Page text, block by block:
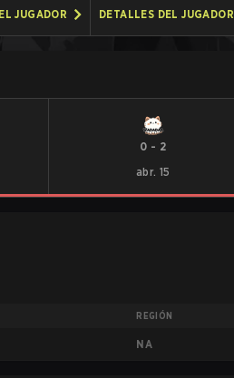
JUGADOR DETALLES DEL JUGADOR
0 - 2
abr. 15
REGIÓN
NA